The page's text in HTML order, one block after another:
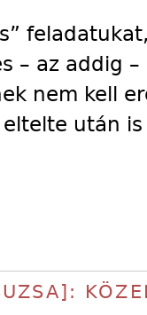
– az addig
nem kell
után